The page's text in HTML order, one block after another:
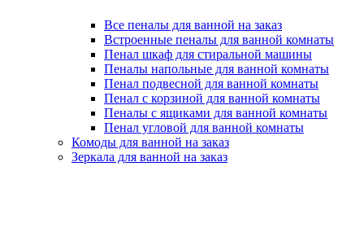
Все пеналы для ванной на заказ
Встроенные пеналы для ванной комнаты
Пенал шкаф для стиральной машины
Пеналы напольные для ванной комнаты
Пенал подвесной для ванной комнаты
Пенал с корзиной для ванной комнаты
Пеналы с ящиками для ванной комнаты
Пенал угловой для ванной комнаты
Комоды для ванной на заказ
Зеркала для ванной на заказ